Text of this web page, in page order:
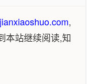
,
本站继续阅读,知